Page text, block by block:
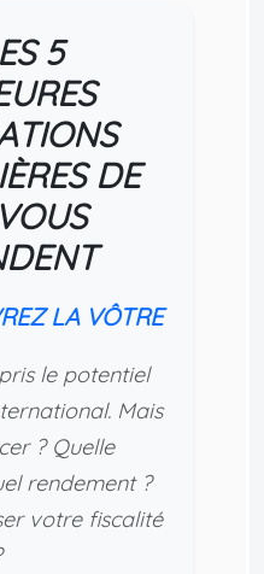
5
DE
LA VÔTRE
le potentiel
Mais
? Quelle
rendement ?
votre fiscalité